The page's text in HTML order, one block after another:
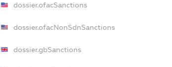
dossier.ofacSanctions
dossier.ofacNonSdnSanctions
dossier.gbSanctions